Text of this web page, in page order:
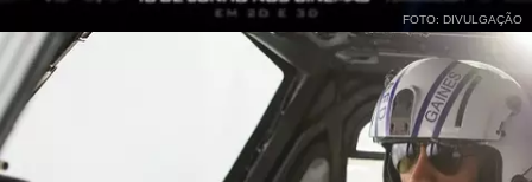
FOTO: DIVULGAÇÃO